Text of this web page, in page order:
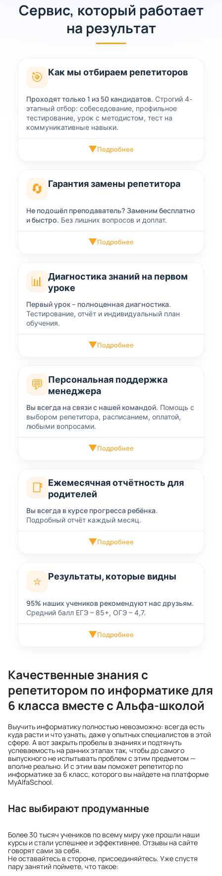
Сервис, который работает
на результат
🎯 Как мы отбираем репетиторов
Проходят только 1 из 50 кандидатов. Строгий 4-
этапный отбор: собеседование, профильное
тестирование, урок с методистом, тест на
коммуникативные навыки.
▼Подробнее
🔄 Гарантия замены репетитора
Не подошёл преподаватель? Заменим бесплатно
и быстро. Без лишних вопросов и доплат.
▼Подробнее
📊
Диагностика знаний на первом
уроке
Первый урок – полноценная диагностика.
Тестирование, отчёт и индивидуальный план
обучения.
▼Подробнее
💬
Персональная поддержка
менеджера
Вы всегда на связи с нашей командой. Помощь с
выбором репетитора, расписанием, оплатой,
любыми вопросами.
▼Подробнее
📑
Ежемесячная отчётность для
родителей
Вы всегда в курсе прогресса ребёнка.
Подробный отчёт каждый месяц.
▼Подробнее
⭐ Результаты, которые видны
95% наших учеников рекомендуют нас друзьям.
Средний балл ЕГЭ – 85+, ОГЭ – 4,7.
▼Подробнее
Качественные знания с
репетитором по информатике для
6 класса вместе с Альфа-школой
Выучить информатику полностью невозможно: всегда есть
куда расти и что узнать, даже у опытных специалистов в этой
сфере. А вот закрыть пробелы в знаниях и подтянуть
успеваемость на ранних этапах так, чтобы до самого
выпускного не испытывать проблем с этим предметом —
вполне реально. И с этим вам поможет репетитор по
информатике за 6 класс, которого вы найдете на платформе
MyAlfaSchool.
Нас выбирают продуманные
Более 30 тысяч учеников по всему миру уже прошли наши
курсы и стали успешнее и эффективнее. Отзывы на сайте
говорят сами за себя.
Не оставайтесь в стороне, присоединяйтесь. Уже спустя
пару занятий поймете, что такое: